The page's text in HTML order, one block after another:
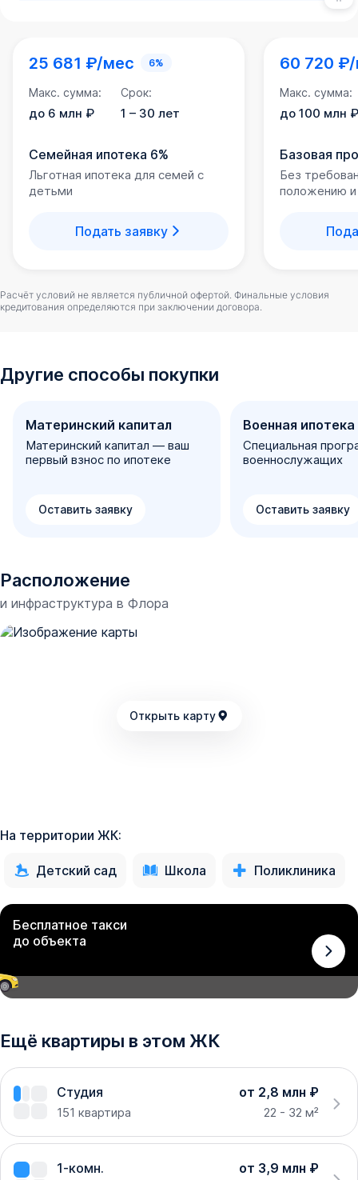
25 681 ₽/мес 6%
Макс. сумма:
до 6 млн ₽
Срок:
1 – 30 лет
Семейная ипотека 6%
Льготная ипотека для семей с
детьми
Подать заявку
60 720
Макс. сумма:
до 100 млн ₽
Базовая
Без
положению
Расчёт условий не является публичной офертой. Финальные условия
кредитования определяются при заключении договора.
Другие способы покупки
Материнский капитал
Материнский капитал — ваш
первый взнос по ипотеке
Оставить заявку
Военная ипотека
Специальная
военнослужащих
Оставить заявку
Расположение
и инфраструктура в Флора
Открыть карту
На территории ЖК:
Детский сад Школа Поликлиника
Бесплатное такси
до объекта
Ещё квартиры в этом ЖК
Студия от 2,8 млн ₽
151 квартира 22 - 32 м²
1-комн. от 3,9 млн ₽